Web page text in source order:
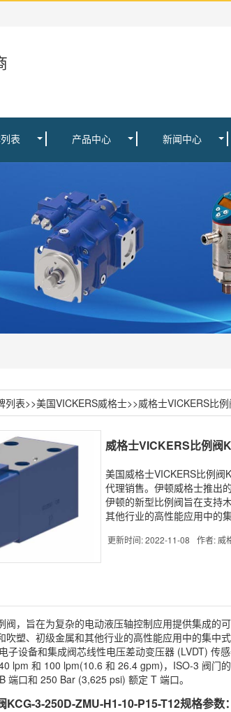
表 产品中心 新闻中心
列表>>美国VICKERS威格士>>威格士VICKERS比
威格士VICKERS比例阀
美国威格士VICKERS比例
代理销售。伊顿威格士推出
伊顿的新型比例阀旨在支持
其他行业的高性能应用中的
更新时间: 2022-11-08 作者: 威
阀，旨在为复杂的电动液压轴控制应用提供集成的
塑、初级金属和其他行业的高性能应用中的集中式
子设备和集成阀芯线性电压差动变压器 (LVDT) 传
lpm 和 100 lpm(10.6 和 26.4 gpm)，ISO-3 阀门
端口和 250 Bar (3,625 psi) 额定 T 端口。
3-250D-ZMU-H1-10-P15-T12规格参数：